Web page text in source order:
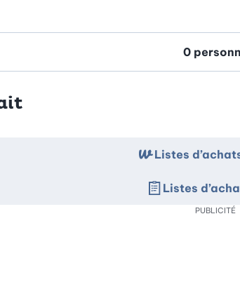
Listes
Listes
PUBLICITÉ